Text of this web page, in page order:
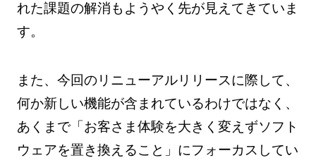
れた課題の解消もようやく先が見えてきていま
す。
また、今回のリニューアルリリースに際して、
何か新しい機能が含まれているわけではなく、
あくまで「お客さま体験を大きく変えずソフト
ウェアを置き換えること」にフォーカスしてい